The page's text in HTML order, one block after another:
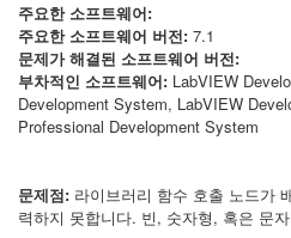
주요한 소프트웨어:
주요한 소프트웨어 버전: 7.1
문제가 해결된 소프트웨어 버전:
부차적인 소프트웨어: LabVIEW
Development System, LabVIEW
Professional Development System
문제점: 라이브러리 함수 호출 노드가
력하지 못합니다. 빈, 숫자형, 혹은 문